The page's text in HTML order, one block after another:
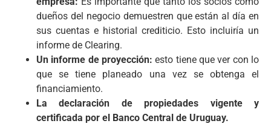
dueños del negocio demuestren que están al día en
sus cuentas e historial crediticio. Esto incluiría un
informe de Clearing.
Un informe de proyección: esto tiene que ver con lo
que se tiene planeado una vez se obtenga el
financiamiento.
La declaración de propiedades vigente y
certificada por el Banco Central de Uruguay.